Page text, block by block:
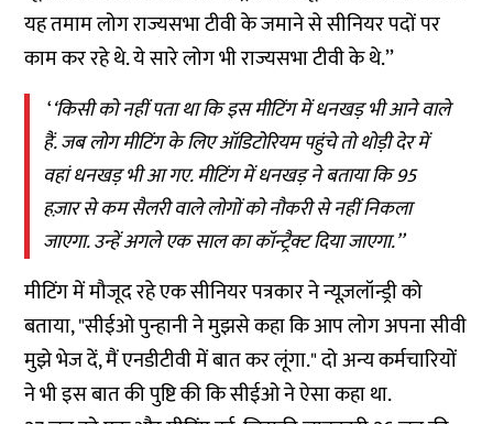
यह तमाम लोग राज्यसभा टीवी के जमाने से सीनियर पदों पर
काम कर रहे थे. ये सारे लोग भी राज्यसभा टीवी के थे.’’
‘‘किसी को नहीं पता था कि इस मीटिंग में धनखड़ भी आने वाले
हैं. जब लोग मीटिंग के लिए ऑडिटोरियम पहुंचे तो थोड़ी देर में
वहां धनखड़ भी आ गए. मीटिंग में धनखड़ ने बताया कि 95
हज़ार से कम सैलरी वाले लोगों को नौकरी से नहीं निकला
जाएगा. उन्हें अगले एक साल का कॉन्ट्रैक्ट दिया जाएगा.’’
मीटिंग में मौजूद रहे एक सीनियर पत्रकार ने न्यूज़लॉन्ड्री को
बताया, "सीईओ पुन्हानी ने मुझसे कहा कि आप लोग अपना सीवी
मुझे भेज दें, मैं एनडीटीवी में बात कर लूंगा." दो अन्य कर्मचारियों
ने भी इस बात की पुष्टि की कि सीईओ ने ऐसा कहा था.